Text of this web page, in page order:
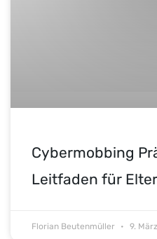
Cybermobbing
Leitfaden für
Florian Beutenmüller 9.